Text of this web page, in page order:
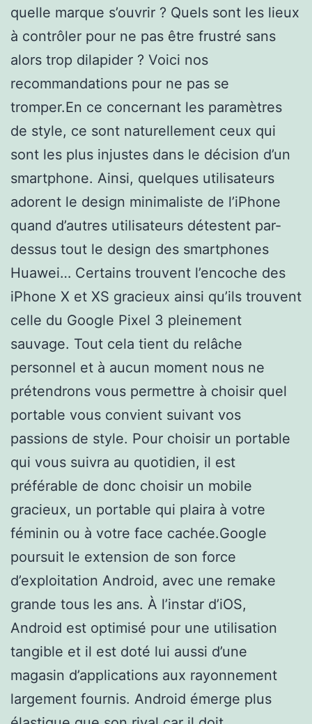
quelle marque s’ouvrir ? Quels sont les lieux
à contrôler pour ne pas être frustré sans
alors trop dilapider ? Voici nos
recommandations pour ne pas se
tromper.En ce concernant les paramètres
de style, ce sont naturellement ceux qui
sont les plus injustes dans le décision d’un
smartphone. Ainsi, quelques utilisateurs
adorent le design minimaliste de l’iPhone
quand d’autres utilisateurs détestent par-
dessus tout le design des smartphones
Huawei… Certains trouvent l’encoche des
iPhone X et XS gracieux ainsi qu’ils trouvent
celle du Google Pixel 3 pleinement
sauvage. Tout cela tient du relâche
personnel et à aucun moment nous ne
prétendrons vous permettre à choisir quel
portable vous convient suivant vos
passions de style. Pour choisir un portable
qui vous suivra au quotidien, il est
préférable de donc choisir un mobile
gracieux, un portable qui plaira à votre
féminin ou à votre face cachée.Google
poursuit le extension de son force
d’exploitation Android, avec une remake
grande tous les ans. À l’instar d’iOS,
Android est optimisé pour une utilisation
tangible et il est doté lui aussi d’une
magasin d’applications aux rayonnement
largement fournis. Android émerge plus